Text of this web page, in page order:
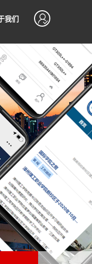
我们
售后服务